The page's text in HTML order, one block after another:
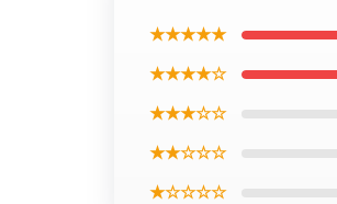
★★★★★
★★★★☆
★★★☆☆
★★☆☆☆
★☆☆☆☆